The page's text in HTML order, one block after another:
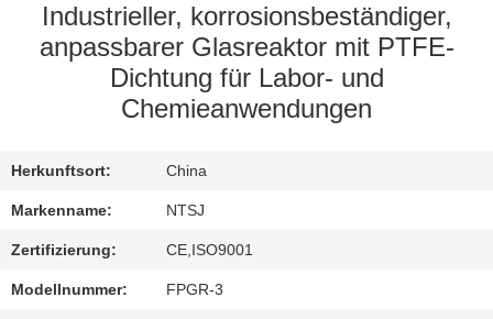
QUALITÄTSKONTROLLE
TRETEN
MIT
UNS
IN
VERBINDUNG
Industrieller, korrosionsbeständiger,
anpassbarer Glasreaktor mit PTFE-
Dichtung für Labor- und
Chemieanwendungen
Herkunftsort: China
Markenname: NTSJ
Zertifizierung: CE,ISO9001
Modellnummer: FPGR-3